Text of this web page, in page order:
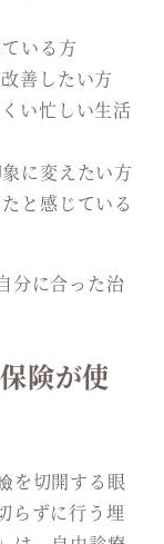
いる方
善したい方
い忙しい生活
に変えたい方
と感じている
分に合った治
険が使
を切開する眼
らずに行う埋